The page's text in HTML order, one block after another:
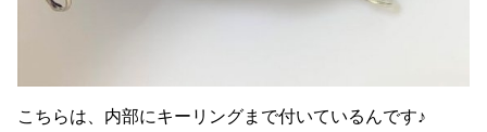
こちらは、内部にキーリングまで付いているんです♪